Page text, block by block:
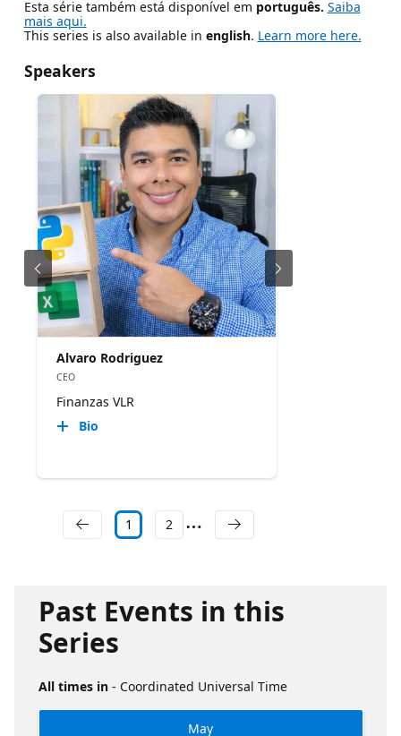
Esta série também está disponível em português. Saiba
mais aqui.
This series is also available in english. Learn more here.
Speakers
Alvaro Rodriguez
CEO
Finanzas VLR
Bio
1 2
Past Events in this
Series
All times in - Coordinated Universal Time
May